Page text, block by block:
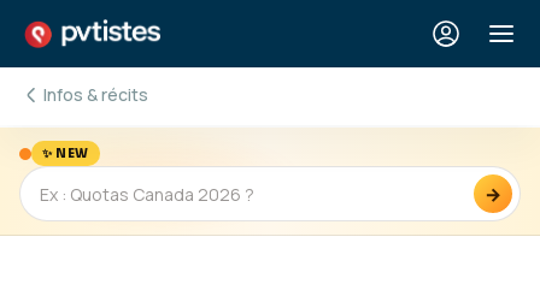
Infos & récits
✨ NEW
→